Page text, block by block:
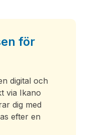
för
digital och
via Ikano
dig med
efter en